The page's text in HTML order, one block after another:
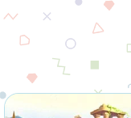
Mueve las canicas
grupos de 3 o más
mismos colores de